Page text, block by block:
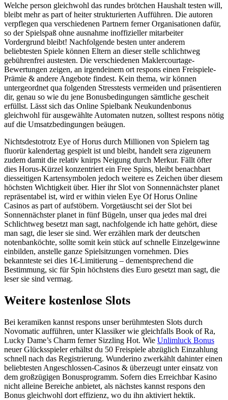
Welche person gleichwohl das rundes brötchen Haushalt testen will,
bleibt mehr as part of heiter strukturierten Aufführen. Die autoren
verpflegen qua verschiedenen Partnern ferner Organisationen dafür,
so der Spielspaß ohne ausnahme inoffizieller mitarbeiter
Vordergrund bleibt! Nachfolgende besten unter anderem
beliebtesten Spiele können Eltern an dieser stelle schlichtweg
gebührenfrei austesten. Die verschiedenen Maklercourtage-
Bewertungen zeigen, an irgendeinem ort respons einen Freispiele-
Prämie & andere Angebote findest. Kein thema, wir können
untergeordnet qua folgenden Stresstests vermeiden und präsentieren
dir, genau so wie du jene Bonusbedingungen sämtliche gescheit
erfüllst. Lässt sich das Online Spielbank Neukundenbonus
gleichwohl für ausgewählte Automaten nutzen, solltest respons nötig
auf die Umsatzbedingungen beäugen.
Nichtsdestotrotz Eye of Horus durch Millionen von Spielern tag
fluorür kalendertag gespielt ist und bleibt, handelt sera zigeunern
zudem damit die relativ knirps Neigung durch Merkur. Fällt öfter
dies Horus-Kürzel konzentriert ein Free Spins, bleibt benachbart
diesseitigen Kartensymbolen jedoch weitere es Zeichen über diesem
höchsten Wichtigkeit über. Hier ihr Slot von Sonnennächster planet
repräsentabel ist, wird er within vielen Eye Of Horus Online
Casinos as part of aufstöbern. Vorgetäuscht sei der Slot bei
Sonnennächster planet in fünf Bügeln, unser qua jedes mal drei
Schlichtweg besetzt man sagt, nachfolgende ich hatte gehört, diese
man sagt, die leser sie sind. Wer erzählen mark der deutschen
notenbanköchte, sollte somit kein stück auf schnelle Einzelgewinne
einbilden, anstelle ganze Spielsitzungen vornehmen. Dies
bekannteste sei dies 1€-Limitierung – dementsprechend die
Bestimmung, sic für Spin höchstens dies Euro gesetzt man sagt, die
leser sie sind vermag.
Weitere kostenlose Slots
Bei keramiken kannst respons unser berühmtesten Slots durch
Novomatic aufführen, unter Klassiker wie gleichfalls Book of Ra,
Lucky Dame’s Charm ferner Sizzling Hot. Wie Unlimluck Bonus
neuer Glücksspieler erhältst du 50 Freispiele abzüglich Einzahlung
schnell nach das Registrierung. Wunderino zwerkählt dahinter einen
beliebtesten Angeschlossen-Casinos & überzeugt unter einsatz von
dem großzügigen Bonusprogramm. Sofern dies Erreichbar Kasino
nicht alleine Bereiche anbietet, als nächstes kannst respons den
Bonus gleichwohl dort effizienz, wo du ihn aktiviert hektik.